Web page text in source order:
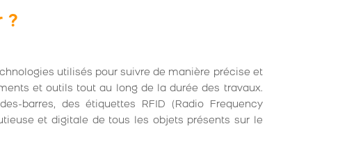
?
utilisés pour suivre de manière précise et
et outils tout au long de la durée des travaux.
barres, des étiquettes RFID (Radio Frequency
et digitale de tous les objets présents sur le